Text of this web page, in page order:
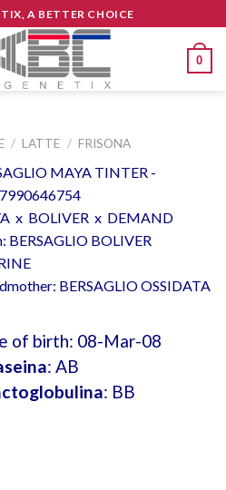
A BETTER CHOICE
0
/ LATTE / FRISONA
MAYA TINTER -
x BOLIVER x DEMAND
BERSAGLIO BOLIVER
BERSAGLIO OSSIDATA
of birth: 08-Mar-08
: AB
: BB